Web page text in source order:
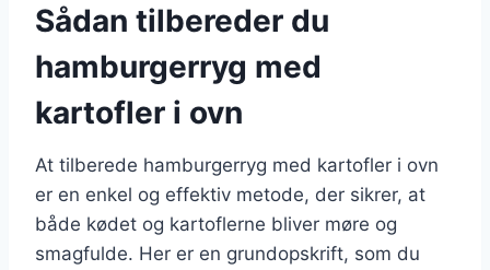
Sådan tilbereder du
hamburgerryg med
kartofler i ovn
At tilberede hamburgerryg med kartofler i ovn
er en enkel og effektiv metode, der sikrer, at
både kødet og kartoflerne bliver møre og
smagfulde. Her er en grundopskrift, som du